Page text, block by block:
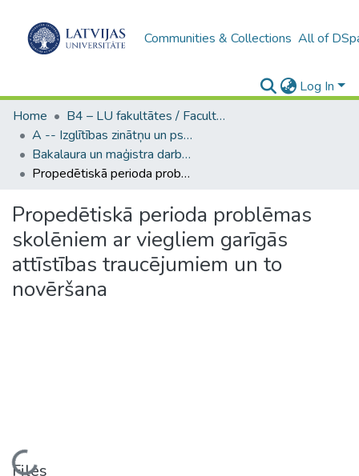
Communities & Collections All of
Log In
Home
B4 – LU fakultātes / Faculties of the UL
A -- Izglītības zinātņu un psiholoģijas fakultāte / Faculty of Education Sciences and Psychology
Bakalaura un maģistra darbi (PPMF) / Bachelor's and Master's theses
Propedētiskā perioda problēmas skolēniem ar viegliem garīgās attīstības traucējumiem un to novēršana
Propedētiskā perioda problēmas
skolēniem ar viegliem garīgās
attīstības traucējumiem un to
novēršana
Files